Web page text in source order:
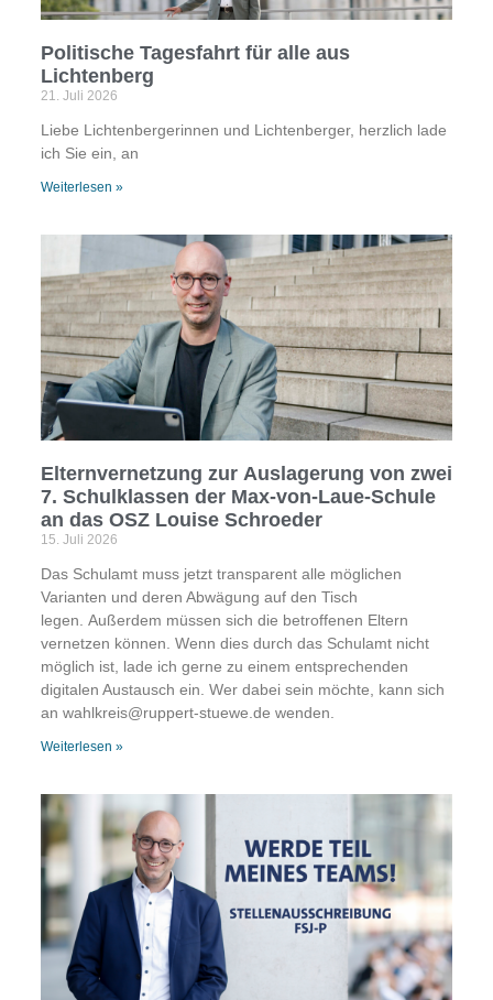
Politische Tagesfahrt für alle aus
Lichtenberg
21. Juli 2026
Liebe Lichtenbergerinnen und Lichtenberger, herzlich lade
ich Sie ein, an
Weiterlesen »
Elternvernetzung zur Auslagerung von zwei
7. Schulklassen der Max-von-Laue-Schule
an das OSZ Louise Schroeder
15. Juli 2026
Das Schulamt muss jetzt transparent alle möglichen
Varianten und deren Abwägung auf den Tisch
legen. Außerdem müssen sich die betroffenen Eltern
vernetzen können. Wenn dies durch das Schulamt nicht
möglich ist, lade ich gerne zu einem entsprechenden
digitalen Austausch ein. Wer dabei sein möchte, kann sich
an wahlkreis@ruppert-stuewe.de wenden.
Weiterlesen »